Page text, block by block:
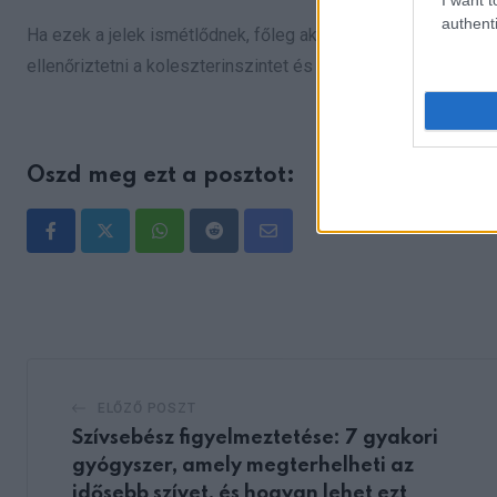
Ha ezek a jelek ismétlődnek, főleg akkor, ha magas
ellenőriztetni a koleszterinszintet és a szív-érrendszeri
Oszd meg ezt a posztot:
WhatsappRedditShare
Szívsebész figyelmeztetése: 7 gyakori
gyógyszer, amely megterhelheti az